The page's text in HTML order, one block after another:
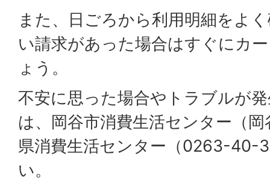
また、日ごろから利用明細をよ
い請求があった場合はすぐにカ
ょう。
不安に思った場合やトラブルが
は、岡谷市消費生活センター（
県消費生活センター（0263-40-
い。